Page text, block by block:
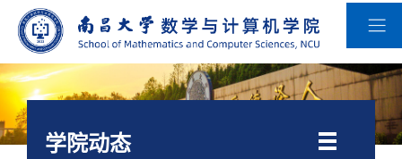
学院动态